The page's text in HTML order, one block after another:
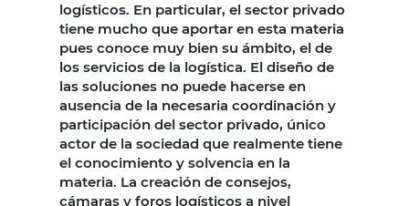
logísticos. En particular, el sector privado
tiene mucho que aportar en esta materia
pues conoce muy bien su ámbito, el de
los servicios de la logística. El diseño de
las soluciones no puede hacerse en
ausencia de la necesaria coordinación y
participación del sector privado, único
actor de la sociedad que realmente tiene
el conocimiento y solvencia en la
materia. La creación de consejos,
cámaras y foros logísticos a nivel